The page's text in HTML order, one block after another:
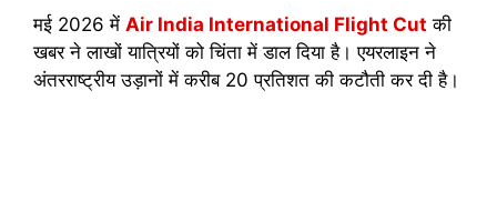
मई 2026 में Air India International Flight Cut की
खबर ने लाखों यात्रियों को चिंता में डाल दिया है। एयरलाइन ने
अंतरराष्ट्रीय उड़ानों में करीब 20 प्रतिशत की कटौती कर दी है।